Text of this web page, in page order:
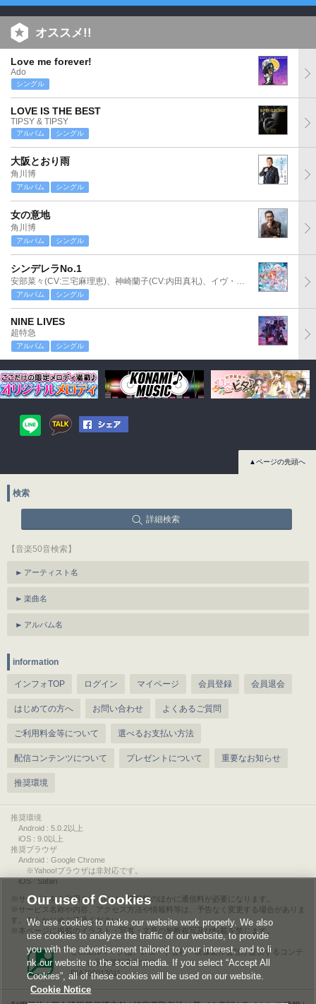
オススメ!!
Love me forever!
Ado
シングル
LOVE IS THE BEST
TIPSY & TIPSY
アルバム シングル
大阪とおり雨
角川博
アルバム シングル
女の意地
角川博
アルバム シングル
シンデレラNo.1
安部菜々(CV:三宅麻理恵)、神崎蘭子(CV:内田真礼)、イヴ・サンタクロース(CV:松永あかね)
アルバム シングル
NINE LIVES
超特急
アルバム シングル
▲ページの先頭へ
検索
詳細検索
【音楽50音検索】
アーティスト名
楽曲名
アルバム名
information
インフォTOP ログイン マイページ 会員登録 会員退会
はじめての方へ お問い合わせ よくあるご質問
ご利用料金等について 選べるお支払い方法
配信コンテンツについて プレゼントについて 重要なお知らせ
推奨環境
推奨環境
Android : 5.0.2以上
iOS : 9.0以上
推奨ブラウザ
Android : Google Chrome
※Yahoo!ブラウザは非対応です。
iOS : Safari
サービスをご利用されるには、情報料のほかに通信料が必要になります。
サービス名称や内容、アクセス方法や情報料等は、予告なく変更する場合がありま
す。あらかじめご了承ください。
本ページに掲載のイラスト・写真・文章の無断複写及び転載を禁じます。
このエルマークは、レコード会社・映像製作会社が提供するコンテ
ンツを示す登録商標です。
RIAJ00013011
Our use of Cookies
We use cookies to make our website work properly. We also
use cookies to analyze the traffic of our website, to provide
you with the advertisement tailored to your interest, and to li
nk our website to the social media. If you select “Accept All
Cookies”, all of these cookies will be used on our website.
Cookie Notice